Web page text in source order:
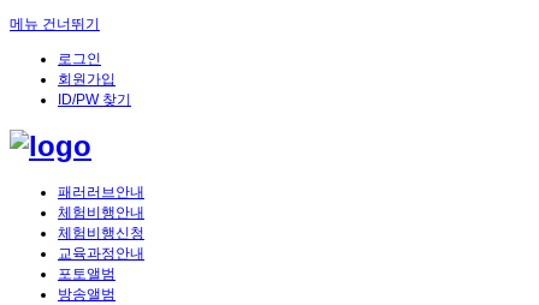
메뉴 건너뛰기
로그인
회원가입
ID/PW 찾기
패러러브안내
체험비행안내
체험비행신청
교육과정안내
포토앨범
방송앨범